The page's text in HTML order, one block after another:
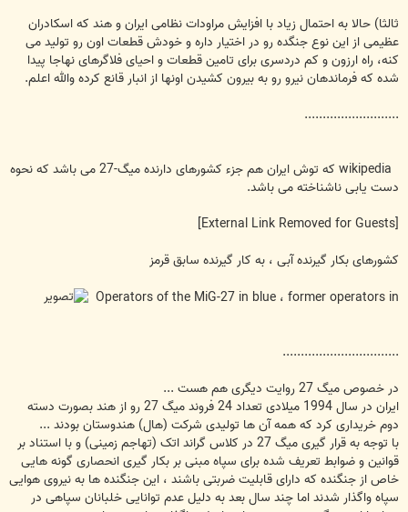
ثالثا) حالا به احتمال زیاد با افزایش مراودات نظامی ایران و هند که اسکادران
عظیمی از این نوع جنگده رو در اختیار داره و خودش قطعات اون رو تولید می
کنه، راه ارزون و کم دردسری برای تامین قطعات و احیای فلاگرهای نهاجا پیدا
شده که فرماندهان نیرو رو به بیرون کشیدن اونها از انبار قانع کرده والله اعلم.
..........................
wikipedia که توش ایران هم جزء کشورهای دارنده میگ-27 می باشد که نحوه
دست یابی ناشناخته می باشد.
[External Link Removed for Guests]
کشورهای بکار گیرنده آبی ، به کار گیرنده سابق قرمز
Operators of the MiG-27 in blue ، former operators in
................................
در خصوص میگ 27 روایت دیگری هم هست ...
ایران در سال 1994 میلادی تعداد 24 فروند میگ 27 رو از هند بصورت دسته
دوم خریداری کرد که همه آن ها تولیدی شرکت (هال) هندوستان بودند ...
با توجه به قرار گیری میگ 27 در کلاس گراند اتک (تهاجم زمینی) و با استناد بر
قوانین و ضوابط تعریف شده برای سپاه مبنی بر بکار گیری انحصاری گونه هایی
خاص از جنگنده که دارای قابلیت ضربتی باشند ، این جنگنده ها به نیروی هوایی
سپاه واگذار شدند اما چند سال بعد به دلیل عدم توانایی خلبانان سپاهی در